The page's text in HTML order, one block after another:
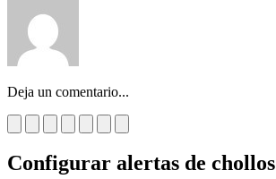
Deja un comentario...
Configurar alertas de chollos